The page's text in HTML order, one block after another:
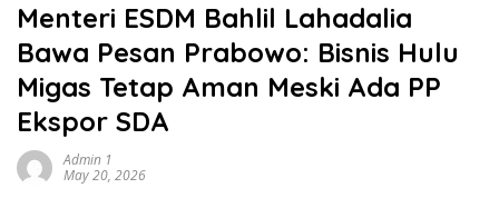
Menteri ESDM Bahlil Lahadalia
Bawa Pesan Prabowo: Bisnis Hulu
Migas Tetap Aman Meski Ada PP
Ekspor SDA
Admin 1
May 20, 2026